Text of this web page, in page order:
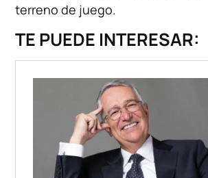
terreno de juego.
TE PUEDE INTERESAR: